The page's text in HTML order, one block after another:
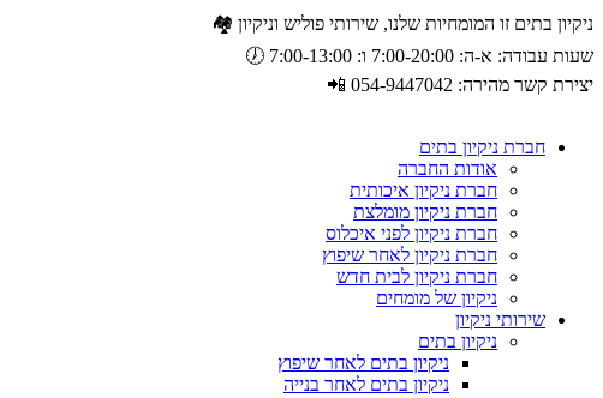
ניקיון בתים זו המומחיות שלנו, שירותי פוליש וניקיון 🏘️
שעות עבודה: א-ה: 7:00-20:00 ו: 7:00-13:00 🕖
יצירת קשר מהירה: 054-9447042 📲
חברת ניקיון בתים
אודות החברה
חברת ניקיון איכותית
חברת ניקיון מומלצת
חברת ניקיון לפני איכלוס
חברת ניקיון לאחר שיפוץ
חברת ניקיון לבית חדש
ניקיון של מומחים
שירותי ניקיון
ניקיון בתים
ניקיון בתים לאחר שיפוץ
ניקיון בתים לאחר בנייה